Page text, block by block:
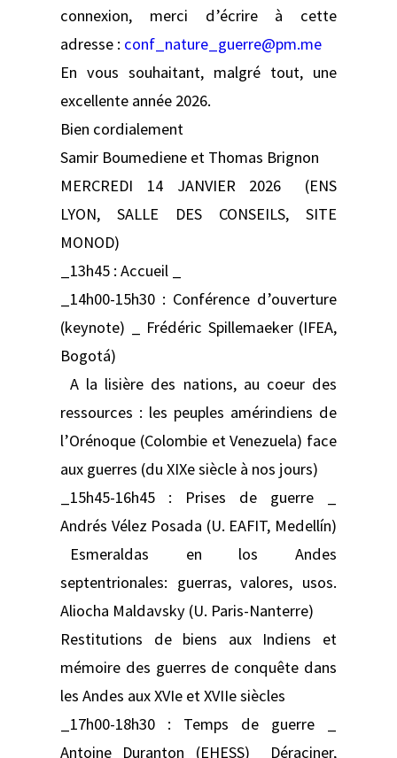
connexion, merci d’écrire à cette
adresse : conf_nature_guerre@pm.me
En vous souhaitant, malgré tout, une
excellente année 2026.
Bien cordialement
Samir Boumediene et Thomas Brignon
MERCREDI 14 JANVIER 2026 (ENS
LYON, SALLE DES CONSEILS, SITE
MONOD)
_13h45 : Accueil _
_14h00-15h30 : Conférence d’ouverture
(keynote) _ Frédéric Spillemaeker (IFEA,
Bogotá)
A la lisière des nations, au coeur des
ressources : les peuples amérindiens de
l’Orénoque (Colombie et Venezuela) face
aux guerres (du XIXe siècle à nos jours)
_15h45-16h45 : Prises de guerre _
Andrés Vélez Posada (U. EAFIT, Medellín)
Esmeraldas en los Andes
septentrionales: guerras, valores, usos.
Aliocha Maldavsky (U. Paris-Nanterre)
Restitutions de biens aux Indiens et
mémoire des guerres de conquête dans
les Andes aux XVIe et XVIIe siècles
_17h00-18h30 : Temps de guerre _
Antoine Duranton (EHESS) Déraciner,